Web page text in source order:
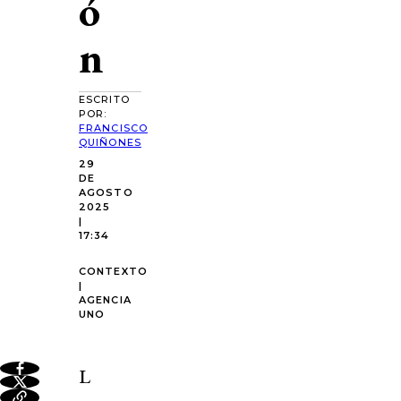
n
ESCRITO
POR:
FRANCISCO
QUIÑONES
29
DE
AGOSTO
2025
|
17:34
CONTEXTO
|
AGENCIA
UNO
L